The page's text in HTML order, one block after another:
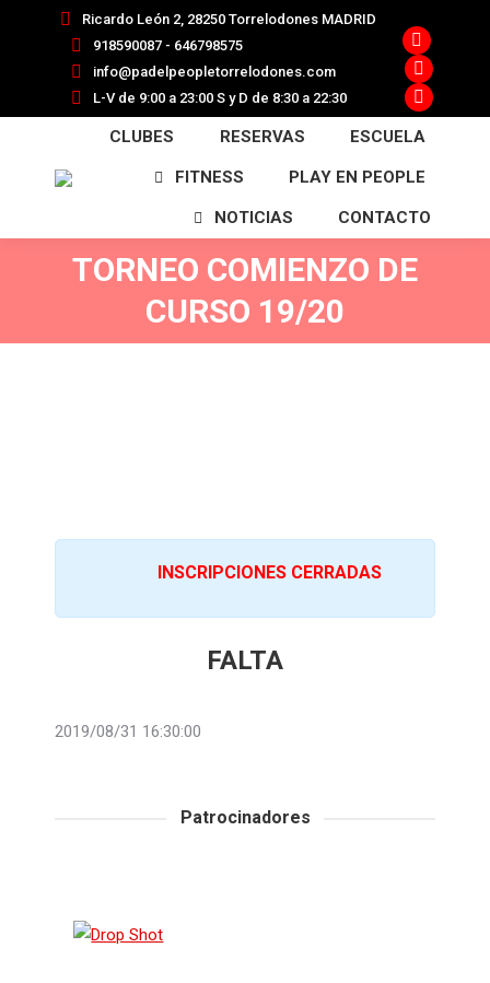
Ricardo León 2, 28250 Torrelodones MADRID
918590087 - 646798575
info@padelpeopletorrelodones.com
L-V de 9:00 a 23:00 S y D de 8:30 a 22:30
Facebook
page
opens
in
new
Instagram
page
opens
in
window
YouTube
page
opens
new
CLUBES RESERVAS ESCUELA
FITNESS PLAY EN PEOPLE
NOTICIAS CONTACTO
TORNEO COMIENZO DE
CURSO 19/20
INSCRIPCIONES CERRADAS
FALTA
2019/08/31 16:30:00
Patrocinadores